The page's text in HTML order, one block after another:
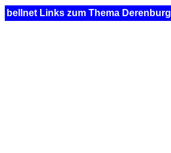
bellnet Links zum Thema Derenburg